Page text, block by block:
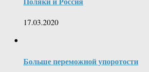
17.03.2020
Больше переможной упоротости